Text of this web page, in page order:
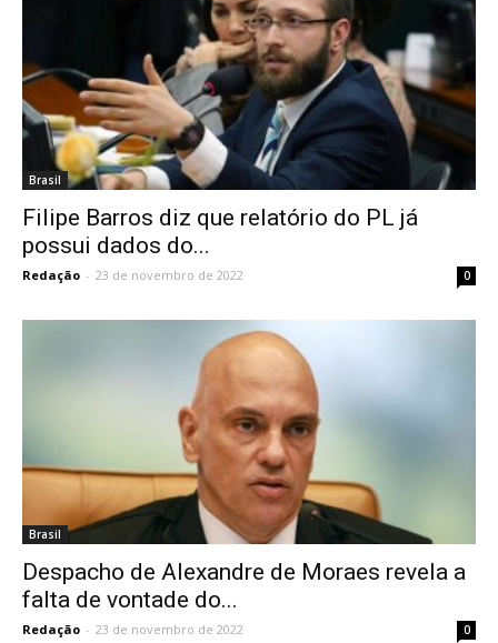
Brasil
Filipe Barros diz que relatório do PL já
possui dados do...
Redação - 23 de novembro de 2022 0
Brasil
Despacho de Alexandre de Moraes revela a
falta de vontade do...
Redação - 23 de novembro de 2022 0